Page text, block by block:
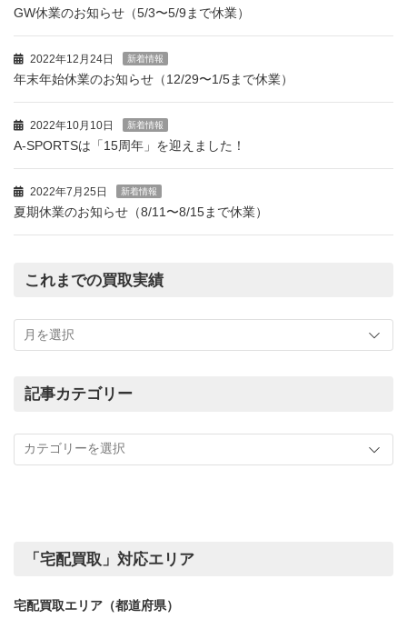
GW休業のお知らせ（5/3〜5/9まで休業）
2022年12月24日 新着情報
年末年始休業のお知らせ（12/29〜1/5まで休業）
2022年10月10日 新着情報
A-SPORTSは「15周年」を迎えました！
2022年7月25日 新着情報
夏期休業のお知らせ（8/11〜8/15まで休業）
これまでの買取実績
ま
の
績
記事カテゴリー
カ
「宅配買取」対応エリア
宅配買取エリア（都道府県）